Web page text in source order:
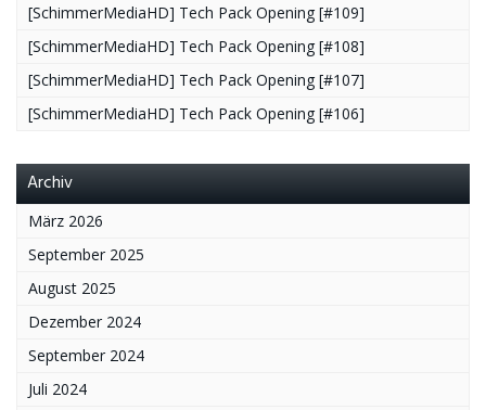
[SchimmerMediaHD] Tech Pack Opening [#109]
[SchimmerMediaHD] Tech Pack Opening [#108]
[SchimmerMediaHD] Tech Pack Opening [#107]
[SchimmerMediaHD] Tech Pack Opening [#106]
Archiv
März 2026
September 2025
August 2025
Dezember 2024
September 2024
Juli 2024